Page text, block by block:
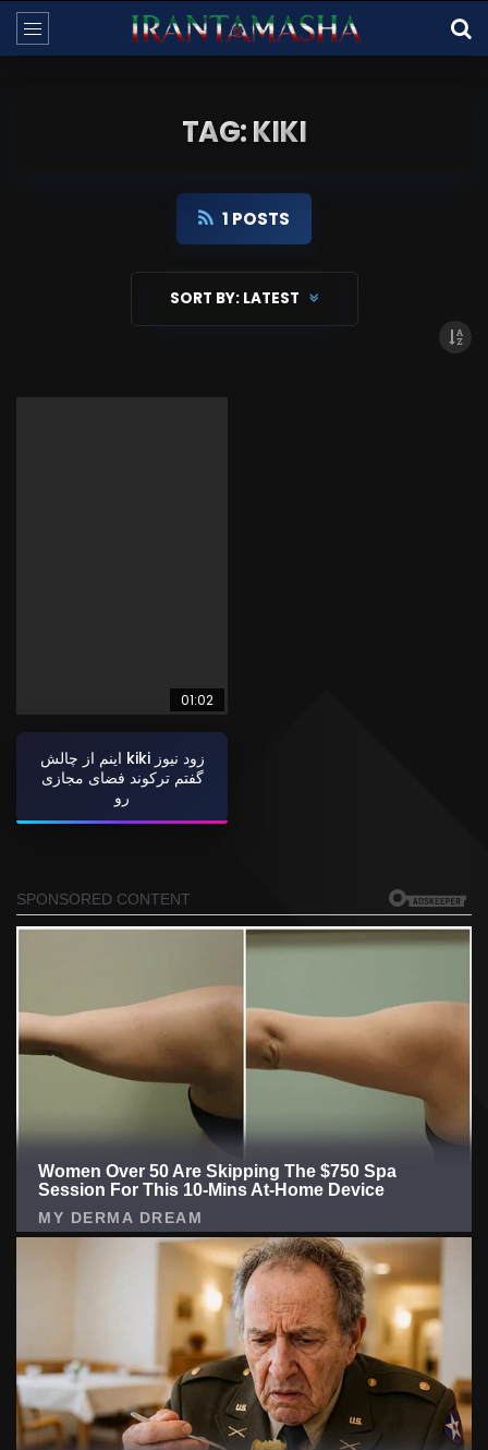
TAG: KIKI
1 POSTS
SORT BY: LATEST
01:02
اینم از چالش kiki زود نیوز
گفتم ترکوند فضای مجازی
رو